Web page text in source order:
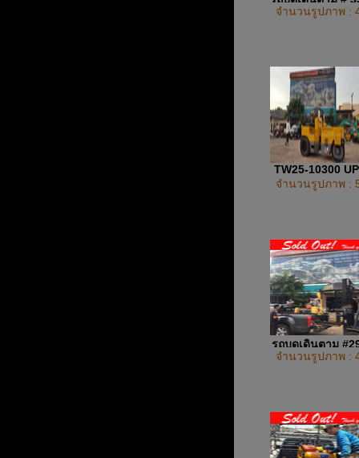
จำนวนรูปภาพ :
TW25-10300
จำนวนรูปภาพ :
รถบดเดินตาม
จำนวนรูปภาพ :